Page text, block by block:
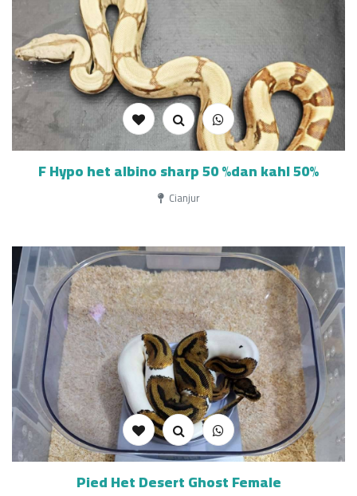
F Hypo het albino sharp 50 %dan kahl 50%
Cianjur
Pied Het Desert Ghost Female